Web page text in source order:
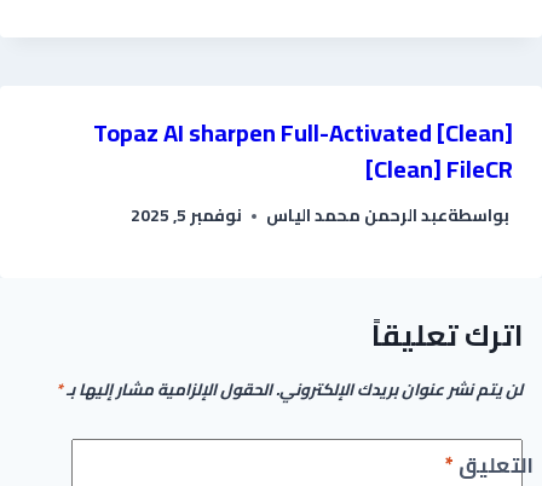
Topaz AI sharpen Full-Activated [Clean]
[Clean] FileCR
بواسطةعبد الرحمن محمد الياس نوفمبر 5, 2025
اترك تعليقاً
لن يتم نشر عنوان بريدك الإلكتروني.الحقول الإلزامية مشار إليها بـ*
التعليق*